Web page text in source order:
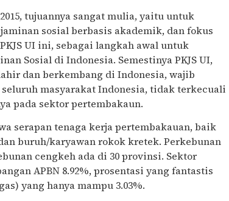
tujuannya sangat mulia, yaitu untuk
sosial berbasis akademik, dan fokus
UI ini, sebagai langkah awal untuk
Sosial di Indonesia. Semestinya PKJS UI,
dan berkembang di Indonesia, wajib
masyarakat Indonesia, tidak terkecuali
pada sektor pertembakaun.
serapan tenaga kerja pertembakauan, baik
buruh/karyawan rokok kretek. Perkebunan
cengkeh ada di 30 provinsi. Sektor
APBN 8.92%, prosentasi yang fantastis
yang hanya mampu 3.03%.